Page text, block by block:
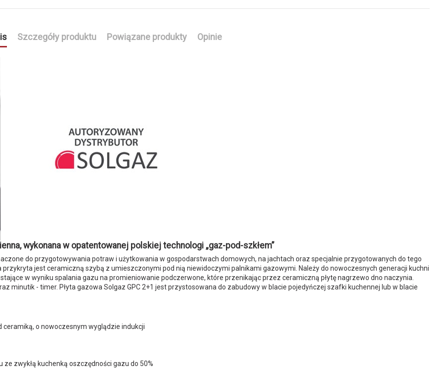
Szczegóły produktu Powiązane produkty Opinie
wykonana w opatentowanej polskiej technologi „gaz-pod-szkłem”
do przygotowywania potraw i użytkowania w gospodarstwach domowych, na jachtach oraz specjalnie przygotowanych do tego
jest ceramiczną szybą z umieszczonymi pod nią niewidoczymi palnikami gazowymi. Należy do nowoczesnych generacji kuchni
w wyniku spalania gazu na promieniowanie podczerwone, które przenikając przez ceramiczną płytę nagrzewo dno naczynia.
minutik - timer. Płyta gazowa Solgaz GPC 2+1 jest przystosowana do zabudowy w blacie pojedyńczej szafki kuchennej lub w blacie
o nowoczesnym wyglądzie indukcji
zwykłą kuchenką oszczędności gazu do 50%